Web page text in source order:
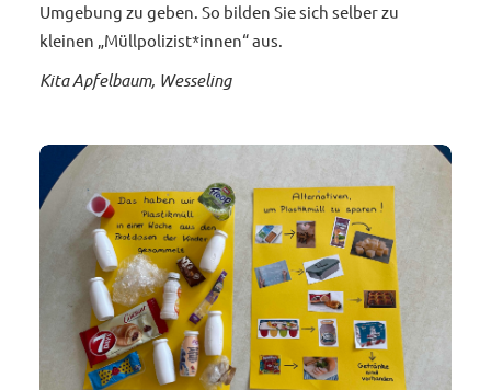
Umgebung zu geben. So bilden Sie sich selber zu
kleinen „Müllpolizist*innen“ aus.
Kita Apfelbaum, Wesseling